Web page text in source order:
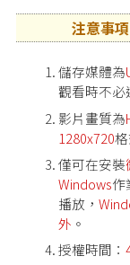
注意事項
儲存媒體為
觀看時不必
影片畫質為
1280x720
僅可在安裝
Windows作
播放，
外 。
授權時間：